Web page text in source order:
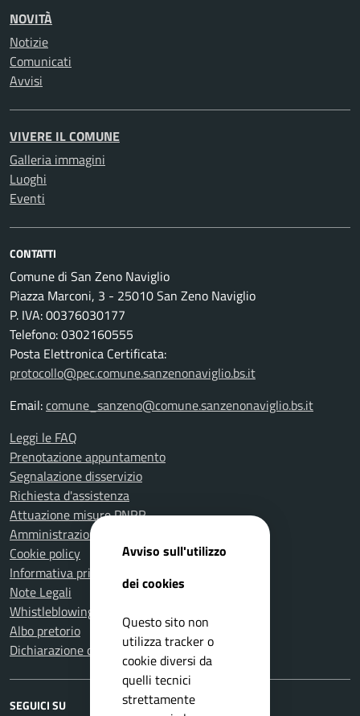
NOVITÀ
Notizie
Comunicati
Avvisi
VIVERE IL COMUNE
Galleria immagini
Luoghi
Eventi
CONTATTI
Comune di San Zeno Naviglio
Piazza Marconi, 3 - 25010 San Zeno Naviglio
P. IVA: 00376030177
Telefono: 0302160555
Posta Elettronica Certificata:
protocollo@pec.comune.sanzenonaviglio.bs.it
Email:comune_sanzeno@comune.sanzenonaviglio.bs.it
Leggi le FAQ
Prenotazione appuntamento
Segnalazione disservizio
Richiesta d'assistenza
Attuazione misure PNRR
Amministrazione trasparente
Cookie policy
Informativa privacy
Note Legali
Whistleblowing
Albo pretorio
Dichiarazione di accessibilità
SEGUICI SU
Avviso sull'utilizzo
dei cookies
Questo sito non
utilizza tracker o
cookie diversi da
quelli tecnici
strettamente